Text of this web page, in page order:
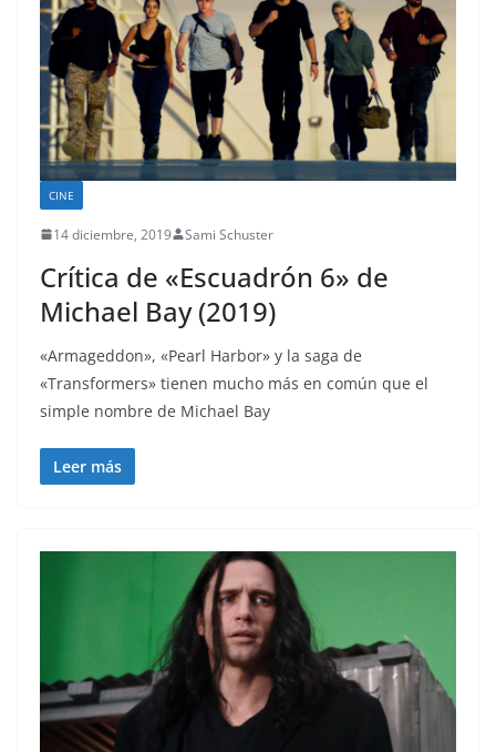
CINE
14 diciembre, 2019 Sami Schuster
Crítica de «Escuadrón 6» de
Michael Bay (2019)
«Armageddon», «Pearl Harbor» y la saga de
«Transformers» tienen mucho más en común que el
simple nombre de Michael Bay
Leer más